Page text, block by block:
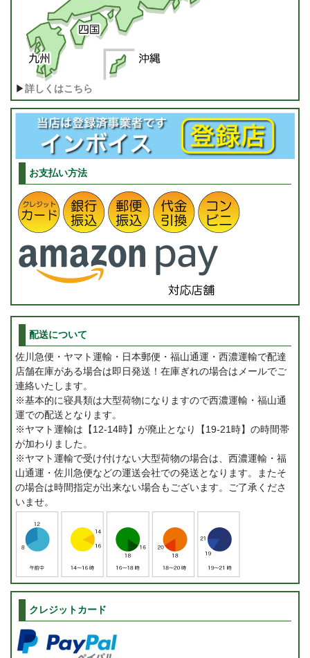
▶詳しくはこちら
お支払い方法
配送について
佐川急便・ヤマト運輸・日本郵便・福山通運・西濃運輸で配達
店舗在庫がある場合は即日発送！在庫ぎれの場合はメールでご
連絡いたします。
※基本的に寝具類は大型荷物になりますので西濃運輸・福山通
運での配送となります。
※ヤマト運輸は【12-14時】が廃止となり【19-21時】の時間帯
が加わりました。
※ヤマト運輸で受け付けない大型荷物の場合は、西濃運輸・福
山通運・佐川急便などの運送会社での発送となります。またそ
の場合は時間指定が出来ない場合もございます。ご了承くださ
いませ。
クレジットカード